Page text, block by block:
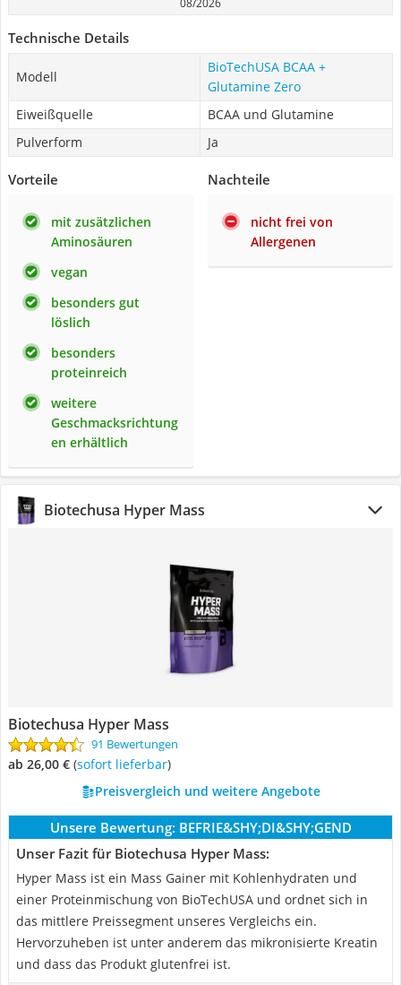
08/2026
Technische Details
Modell
BioTechUSA BCAA +
Glutamine Zero
Eiweißquelle
BCAA und Glutamine
Pulverform
Ja
Vorteile
mit zusätzlichen
Aminosäuren
vegan
besonders gut
löslich
besonders
proteinreich
weitere
Geschmacksrichtung
en erhältlich
Nachteile
nicht frei von
Allergenen
Biotechusa Hyper Mass
Biotechusa Hyper Mass
91 Bewertungen
ab 26,00 € ( Sofort lieferbar)
Preisvergleich und weitere Angebote
Unsere Bewertung: BEFRIE&SHY;DI&SHY;GEND
Unser Fazit für Biotechusa Hyper Mass:
Hyper Mass ist ein Mass Gainer mit Kohlenhydraten und
einer Proteinmischung von BioTechUSA und ordnet sich in
das mittlere Preissegment unseres Vergleichs ein.
Hervorzuheben ist unter anderem das mikronisierte Kreatin
und dass das Produkt glutenfrei ist.